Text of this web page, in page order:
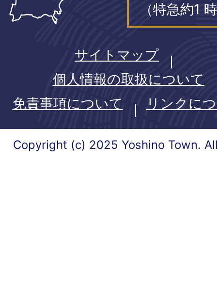
（特急約1
サイトマップ
個人情報の取扱について
免責事項について
リンクに
Copyright (c) 2025 Yoshino Town.